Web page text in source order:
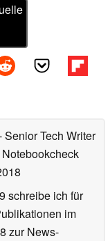
Senior Tech Writer
schreibe ich für
im
zur News-